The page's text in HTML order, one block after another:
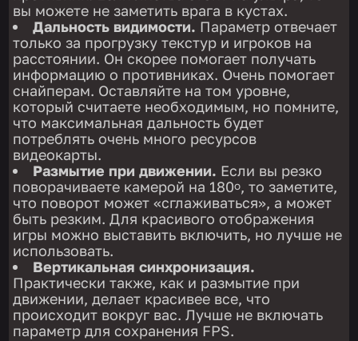
вы можете не заметить врага в кустах.
Дальность видимости. Параметр отвечает
только за прогрузку текстур и игроков на
расстоянии. Он скорее помогает получать
информацию о противниках. Очень помогает
снайперам. Оставляйте на том уровне,
который считаете необходимым, но помните,
что максимальная дальность будет
потреблять очень много ресурсов
видеокарты.
Размытие при движении. Если вы резко
поворачиваете камерой на 180о, то заметите,
что поворот может «сглаживаться», а может
быть резким. Для красивого отображения
игры можно выставить включить, но лучше не
использовать.
Вертикальная синхронизация.
Практически также, как и размытие при
движении, делает красивее все, что
происходит вокруг вас. Лучше не включать
параметр для сохранения FPS.